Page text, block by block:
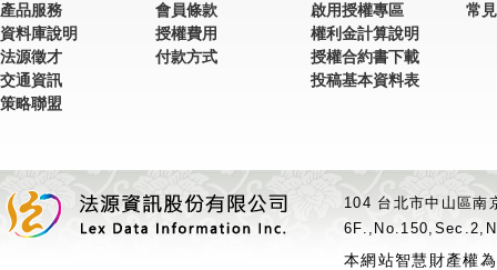
產品服務
資料庫說明
法源徵才
交通資訊
策略聯盟
會員條款
授權費用
付款方式
啟用授權專區
權利金計算說明
授權合約書下載
投稿基本資料表
常
104 台北市中山區
本網站智慧財產權